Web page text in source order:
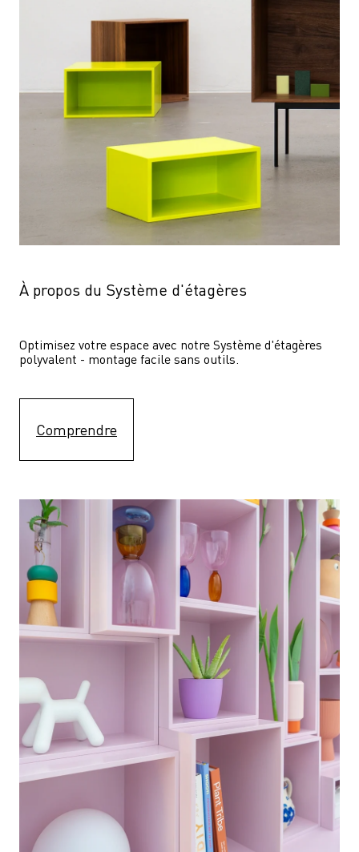
À propos du Système d'étagères
Optimisez votre espace avec notre Système d'étagères
polyvalent - montage facile sans outils.
Comprendre